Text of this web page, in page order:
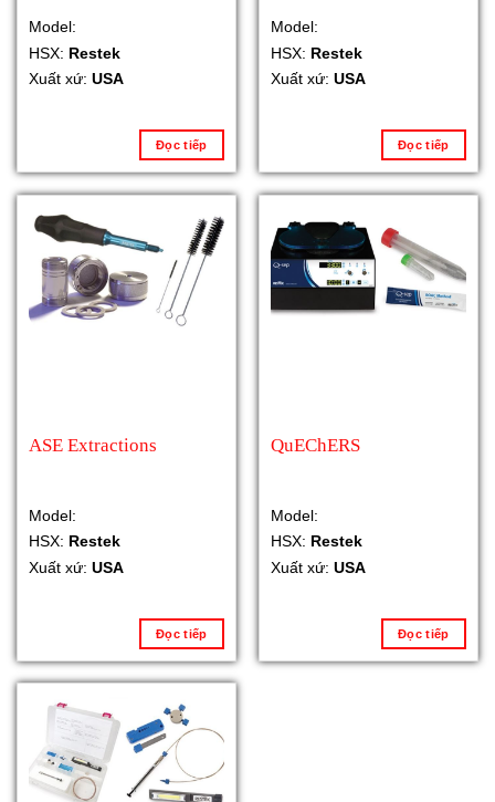
Model:
HSX: Restek
Xuất xứ: USA
Đọc tiếp
Model:
HSX: Restek
Xuất xứ: USA
Đọc tiếp
ASE Extractions
Model:
HSX: Restek
Xuất xứ: USA
Đọc tiếp
QuEChERS
Model:
HSX: Restek
Xuất xứ: USA
Đọc tiếp